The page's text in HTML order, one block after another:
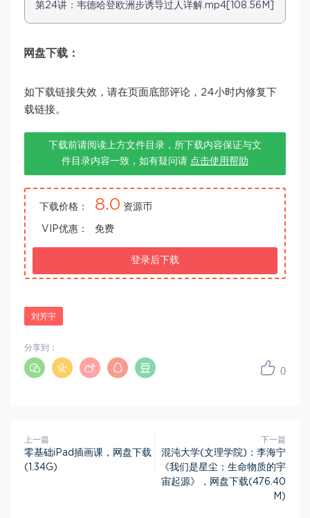
第24讲：韦德哈登欧洲步诱导过人详解.mp4[108.56M]
网盘下载：
如下载链接失效，请在页面底部评论，24小时内修复下
载链接。
下载前请阅读上方文件目录，所下载内容保证与文
件目录内容一致，如有疑问请 点击使用帮助
下载价格： 8.0 资源币
VIP优惠： 免费
登录后下载
刘芳宇
0
分享到：
上一篇
零基础iPad插画课，网盘下载
(1.34G)
下一篇
混沌大学(文理学院)：李海宁
《我们是星尘：生命物质的宇
宙起源》，网盘下载(476.40
M)